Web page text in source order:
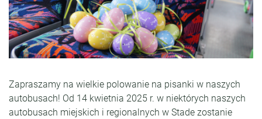
Zapraszamy na wielkie polowanie na pisanki w naszych
autobusach! Od 14 kwietnia 2025 r. w niektórych naszych
autobusach miejskich i regionalnych w Stade zostanie